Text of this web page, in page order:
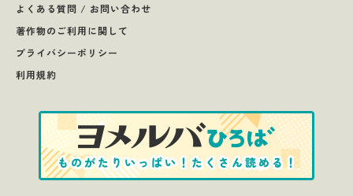
よくある質問 / お問い合わせ
著作物のご利用に関して
プライバシーポリシー
利用規約